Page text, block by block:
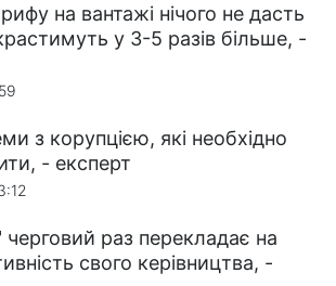
на вантажі нічого не дасть
у 3-5 разів більше, -
з корупцією, які необхідно
- експерт
черговий раз перекладає на
свого керівництва, -